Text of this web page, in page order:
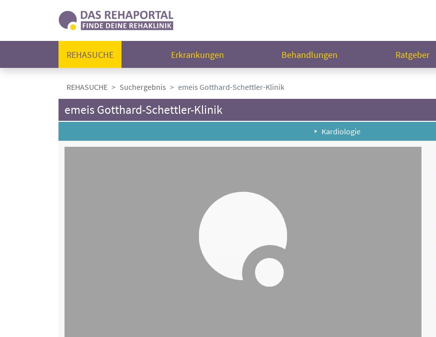
REHASUCHE Erkrankungen Behandlungen Ratgeber
REHASUCHE Suchergebnis emeis Gotthard-Schettler-Klinik
emeis Gotthard-Schettler-Klinik
Kardiologie